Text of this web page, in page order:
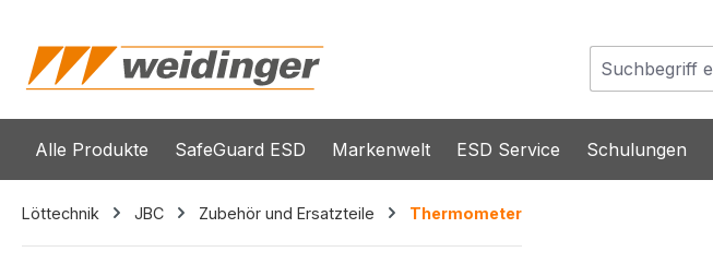
Alle Produkte SafeGuard ESD Markenwelt ESD Service Schulungen
Löttechnik JBC Zubehör und Ersatzteile Thermometer